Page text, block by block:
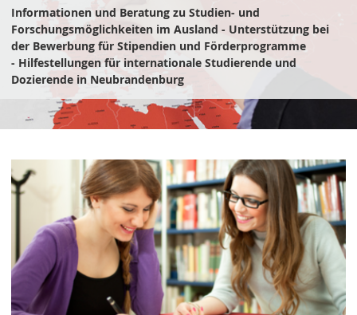
Informationen und Beratung zu Studien- und
Forschungsmöglichkeiten im Ausland - Unterstützung bei
der Bewerbung für Stipendien und Förderprogramme
- Hilfestellungen für internationale Studierende und
Dozierende in Neubrandenburg